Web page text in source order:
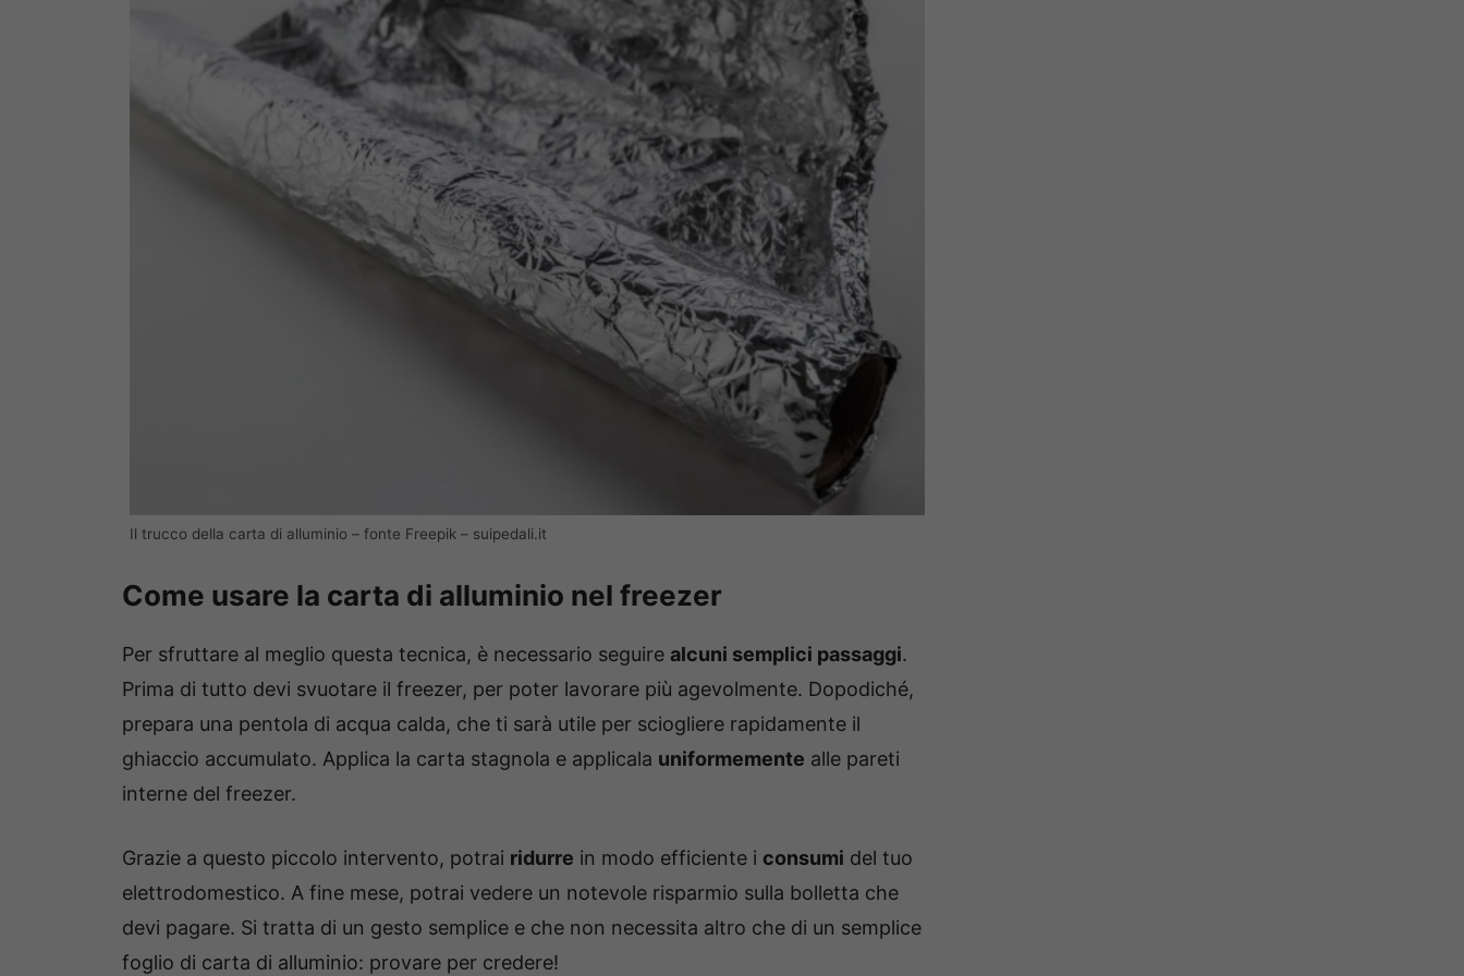
Il trucco della carta di alluminio – fonte Freepik – suipedali.it
Come usare la carta di alluminio nel freezer
Per sfruttare al meglio questa tecnica, è necessario seguire alcuni semplici passaggi.
Prima di tutto devi svuotare il freezer, per poter lavorare più agevolmente. Dopodiché,
prepara una pentola di acqua calda, che ti sarà utile per sciogliere rapidamente il
ghiaccio accumulato. Applica la carta stagnola e applicala uniformemente alle pareti
interne del freezer.
Grazie a questo piccolo intervento, potrai ridurre in modo efficiente i consumi del tuo
elettrodomestico. A fine mese, potrai vedere un notevole risparmio sulla bolletta che
devi pagare. Si tratta di un gesto semplice e che non necessita altro che di un semplice
foglio di carta di alluminio: provare per credere!